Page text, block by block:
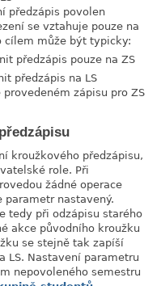
předzápis povolen
se vztahuje pouze na
cílem může být typicky:
předzápis pouze na ZS
předzápis na LS
zápisu pro ZS
kroužkového předzápisu,
role. Při
žádné operace
nastavený.
tedy při odzápisu starého
akce původního kroužku
se stejně tak zapíší
LS. Nastavení parametru
nepovoleného semestru